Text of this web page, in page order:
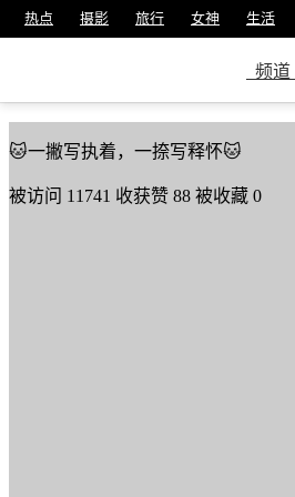
热点 摄影 旅行 女神 生活
频道
美篇号514021692
🐱一撇写执着，一捺写释怀🐱
被访问 11741 收获赞 88 被收藏 0